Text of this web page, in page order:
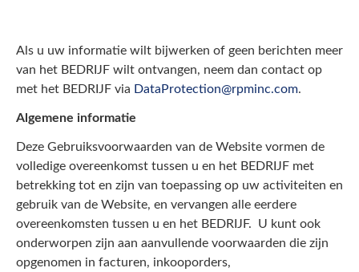
Als u uw informatie wilt bijwerken of geen berichten meer
van het BEDRIJF wilt ontvangen, neem dan contact op
met het BEDRIJF via DataProtection@rpminc.com.
Algemene informatie
Deze Gebruiksvoorwaarden van de Website vormen de
volledige overeenkomst tussen u en het BEDRIJF met
betrekking tot en zijn van toepassing op uw activiteiten en
gebruik van de Website, en vervangen alle eerdere
overeenkomsten tussen u en het BEDRIJF. U kunt ook
onderworpen zijn aan aanvullende voorwaarden die zijn
opgenomen in facturen, inkooporders,